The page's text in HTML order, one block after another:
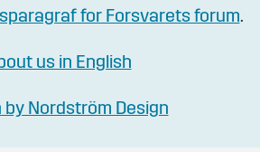
for Forsvarets forum.
us in English
by Nordström Design